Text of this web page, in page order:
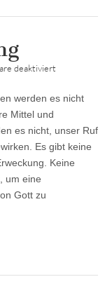
deaktiviert
werden es nicht
Mittel und
es nicht, unser Ruf
Es gibt keine
Keine
um eine
Gott zu